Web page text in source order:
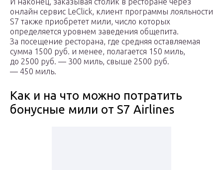
онлайн сервис LeClick, клиент программы лояльности
S7 также приобретет мили, число которых
определяется уровнем заведения общепита.
За посещение ресторана, где средняя оставляемая
сумма 1500 руб. и менее, полагается 150 миль,
до 2500 руб. — 300 миль, свыше 2500 руб.
— 450 миль.
Как и на что можно потратить
бонусные мили от S7 Airlines